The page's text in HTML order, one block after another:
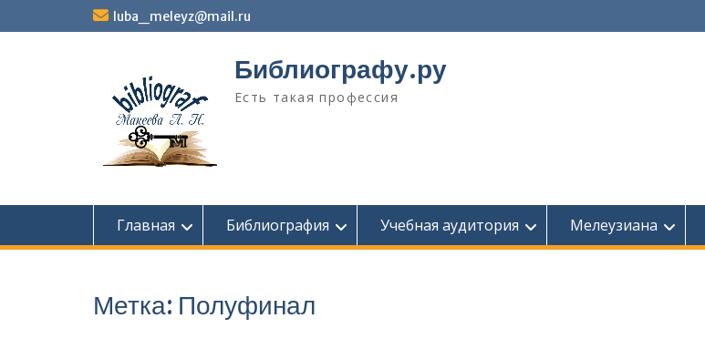
к
luba_meleyz@mail.ru
Библиографу.ру
Есть такая профессия
Главная Библиография Учебная аудитория Мелеузиана
Метка: Полуфинал